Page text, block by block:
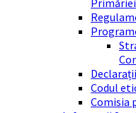
Codul
Comisia